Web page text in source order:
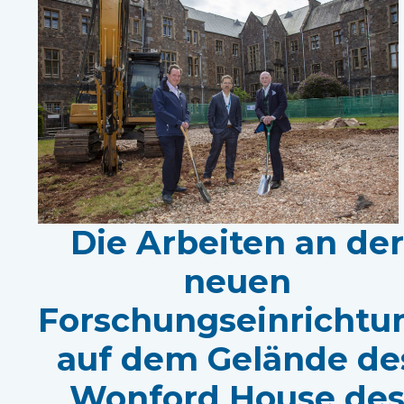
Die Arbeiten an der
neuen
auf dem Gelände